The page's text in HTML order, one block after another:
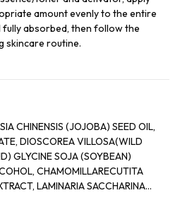
amount evenly to the entire
fully absorbed, then follow the
skincare routine.
CHINENSIS (JOJOBA) SEED OIL,
DIOSCOREA VILLOSA(WILD
GLYCINE SOJA (SOYBEAN)
CHAMOMILLARECUTITA
LAMINARIA SACCHARINA